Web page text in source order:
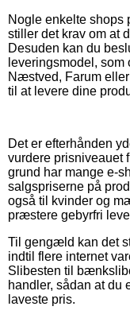
Nogle enkelte shops
stiller det krav om at
Desuden kan du
leveringsmodel,
Næstved, Farum
til at levere dine
Det er efterhånden
vurdere prisniveauet
grund har mange e-
salgspriserne på
også til kvinder og
præstere gebyrfri
Til gengæld kan det
indtil flere internet
Slibesten til
handler, sådan at du
laveste pris.